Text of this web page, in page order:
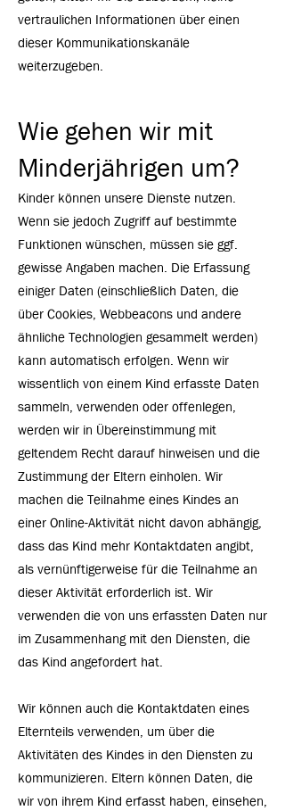
vertraulichen Informationen über einen
dieser Kommunikationskanäle
weiterzugeben.
Wie gehen wir mit
Minderjährigen um?
Kinder können unsere Dienste nutzen.
Wenn sie jedoch Zugriff auf bestimmte
Funktionen wünschen, müssen sie ggf.
gewisse Angaben machen. Die Erfassung
einiger Daten (einschließlich Daten, die
über Cookies, Webbeacons und andere
ähnliche Technologien gesammelt werden)
kann automatisch erfolgen. Wenn wir
wissentlich von einem Kind erfasste Daten
sammeln, verwenden oder offenlegen,
werden wir in Übereinstimmung mit
geltendem Recht darauf hinweisen und die
Zustimmung der Eltern einholen. Wir
machen die Teilnahme eines Kindes an
einer Online-Aktivität nicht davon abhängig,
dass das Kind mehr Kontaktdaten angibt,
als vernünftigerweise für die Teilnahme an
dieser Aktivität erforderlich ist. Wir
verwenden die von uns erfassten Daten nur
im Zusammenhang mit den Diensten, die
das Kind angefordert hat.
Wir können auch die Kontaktdaten eines
Elternteils verwenden, um über die
Aktivitäten des Kindes in den Diensten zu
kommunizieren. Eltern können Daten, die
wir von ihrem Kind erfasst haben, einsehen,